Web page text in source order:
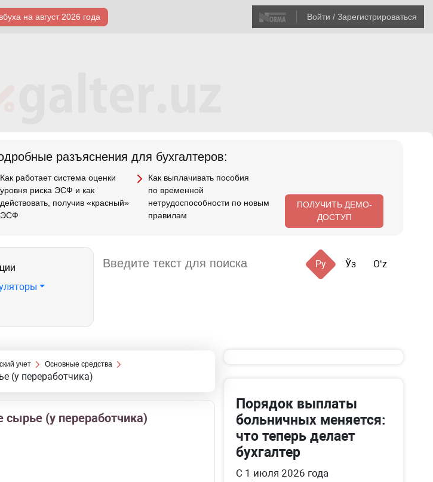
на август 2026 года Войти / Зарегистрироваться
разъяснения для бухгалтеров:
Как работает система оценки
уровня риска ЭСФ и как
действовать, получив «красный»
ЭСФ
Как выплачивать пособия
по временной
нетрудоспособности по новым
правилам
ПОЛУЧИТЬ ДЕМО-
ДОСТУП
Ру Ўз Oʻz
учет Основные средства
(у переработчика)
(у переработчика)
Порядок выплаты
больничных меняется:
что теперь делает
бухгалтер
С 1 июля 2026 года